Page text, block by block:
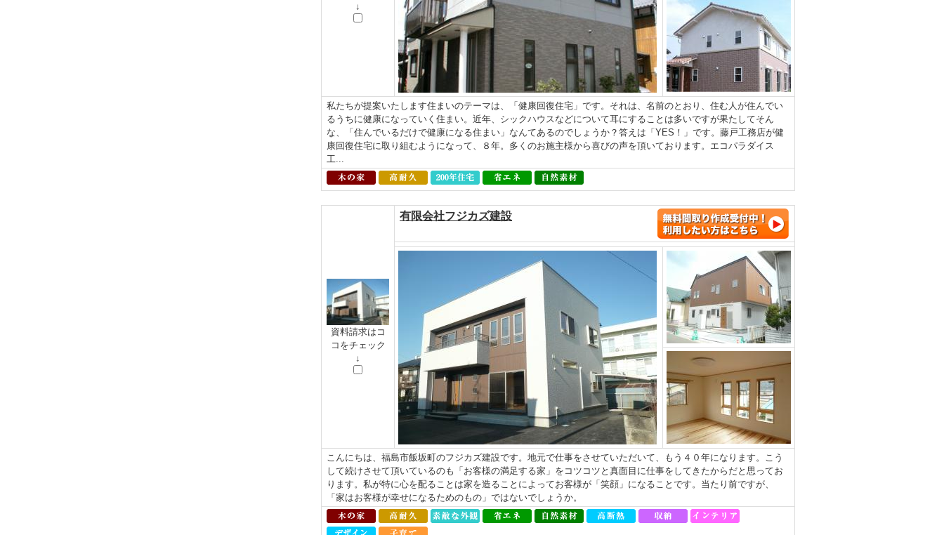
↓
私たちが提案いたします住まいのテーマは、「健康回復住宅」です。それは、名前のとおり、住む人が住んでい
るうちに健康になっていく住まい。近年、シックハウスなどについて耳にすることは多いですが果たしてそん
な、「住んでいるだけで健康になる住まい」なんてあるのでしょうか？答えは「YES！」です。藤戸工務店が健
康回復住宅に取り組むようになって、８年。多くのお施主様から喜びの声を頂いております。エコパラダイス
工...
資料請求はコ
コをチェック
↓
有限会社フジカズ建設
こんにちは、福島市飯坂町のフジカズ建設です。地元で仕事をさせていただいて、もう４０年になります。こう
して続けさせて頂いているのも「お客様の満足する家」をコツコツと真面目に仕事をしてきたからだと思ってお
ります。私が特に心を配ることは家を造ることによってお客様が「笑顔」になることです。当たり前ですが、
「家はお客様が幸せになるためのもの」ではないでしょうか。